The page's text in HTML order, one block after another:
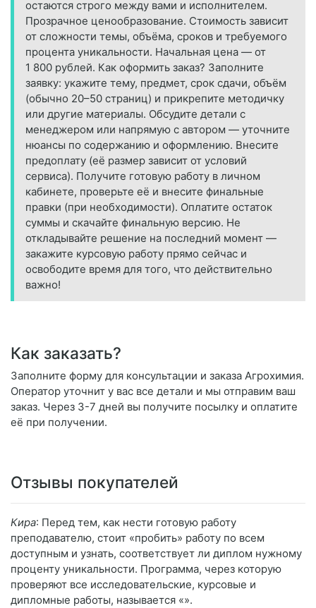
остаются строго между вами и исполнителем.
Прозрачное ценообразование. Стоимость зависит
от сложности темы, объёма, сроков и требуемого
процента уникальности. Начальная цена — от
1 800 рублей. Как оформить заказ? Заполните
заявку: укажите тему, предмет, срок сдачи, объём
(обычно 20–50 страниц) и прикрепите методичку
или другие материалы. Обсудите детали с
менеджером или напрямую с автором — уточните
нюансы по содержанию и оформлению. Внесите
предоплату (её размер зависит от условий
сервиса). Получите готовую работу в личном
кабинете, проверьте её и внесите финальные
правки (при необходимости). Оплатите остаток
суммы и скачайте финальную версию. Не
откладывайте решение на последний момент —
закажите курсовую работу прямо сейчас и
освободите время для того, что действительно
важно!
Как заказать?
Заполните форму для консультации и заказа Агрохимия.
Оператор уточнит у вас все детали и мы отправим ваш
заказ. Через 3-7 дней вы получите посылку и оплатите
её при получении.
Отзывы покупателей
Кира: Перед тем, как нести готовую работу
преподавателю, стоит «пробить» работу по всем
доступным и узнать, соответствует ли диплом нужному
проценту уникальности. Программа, через которую
проверяют все исследовательские, курсовые и
дипломные работы, называется «».